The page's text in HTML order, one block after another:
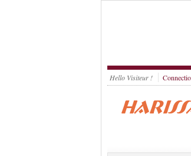
Hello Visiteur !